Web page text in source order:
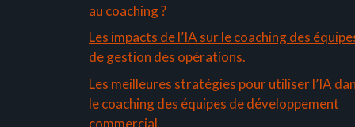
au coaching ?
Les impacts de l’IA sur le coaching des
de gestion des opérations.
Les meilleures stratégies pour utiliser l’IA
le coaching des équipes de développement
commercial.